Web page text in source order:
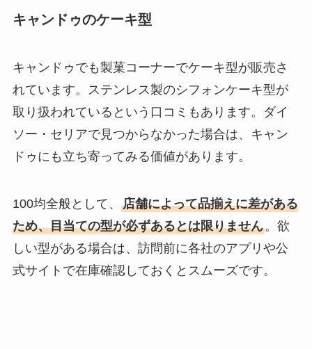
キャンドゥのケーキ型
キャンドゥでも製菓コーナーでケーキ型が販売さ
れています。ステンレス製のシフォンケーキ型が
取り扱われているという口コミもあります。ダイ
ソー・セリアで見つからなかった場合は、キャン
ドゥにも立ち寄ってみる価値があります。
100均全般として、 店舗によって品揃えに差がある
ため、目当ての型が必ずあるとは限りません。欲
しい型がある場合は、訪問前に各社のアプリや公
式サイトで在庫確認しておくとスムーズです。